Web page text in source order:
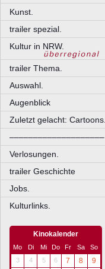
Kunst.
trailer spezial.
Kultur in NRW.
trailer Thema.
Auswahl.
Augenblick
Zuletzt gelacht: Cartoons.
––––––––––––––––––––
Verlosungen.
trailer Geschichte
Jobs.
Kulturlinks.
Kinokalender
Mo Di Mi Do Fr Sa
So
3
4 5 6 7 8
9